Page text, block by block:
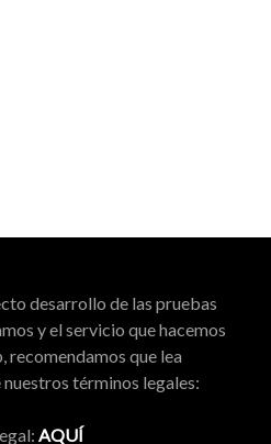
desarrollo de las pruebas
y el servicio que hacemos
recomendamos que lea
términos legales:
AQUÍ